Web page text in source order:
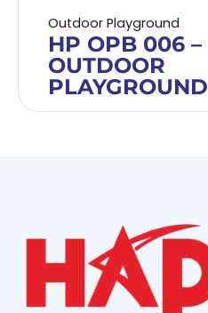
Outdoor Playground
HP OPB 006 –
OUTDOOR
PLAYGROUND